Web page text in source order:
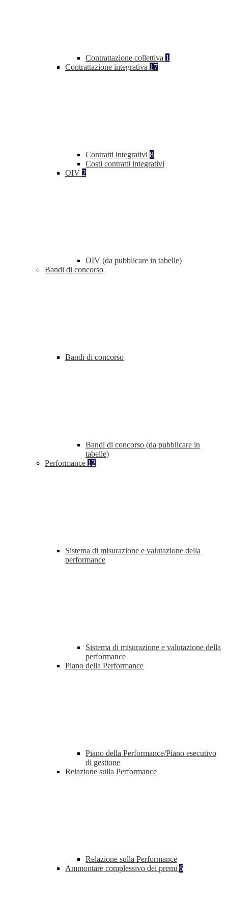
Contrattazione collettiva 1
Contrattazione integrativa 17
Contratti integrativi 8
Costi contratti integrativi
OIV 2
OIV (da pubblicare in tabelle)
Bandi di concorso
Bandi di concorso
Bandi di concorso (da pubblicare in
tabelle)
Performance 12
Sistema di misurazione e valutazione della
performance
Sistema di misurazione e valutazione della
performance
Piano della Performance
Piano della Performance/Piano esecutivo
di gestione
Relazione sulla Performance
Relazione sulla Performance
Ammontare complessivo dei premi 6